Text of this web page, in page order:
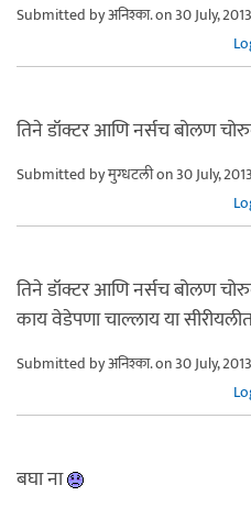
Submitted byअनिश्का.on 30 July,
तिने डॉक्टर आणि नर्सच बोलण
Submitted byमुग्धटलीon 30 July,
तिने डॉक्टर आणि नर्सच बोलण
काय वेडेपणा चाल्लाय या
Submitted byअनिश्का.on 30 July,
बघा ना